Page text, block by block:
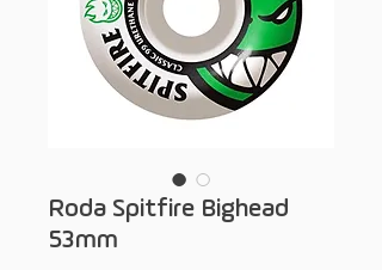
Roda Spitfire Bighead
53mm